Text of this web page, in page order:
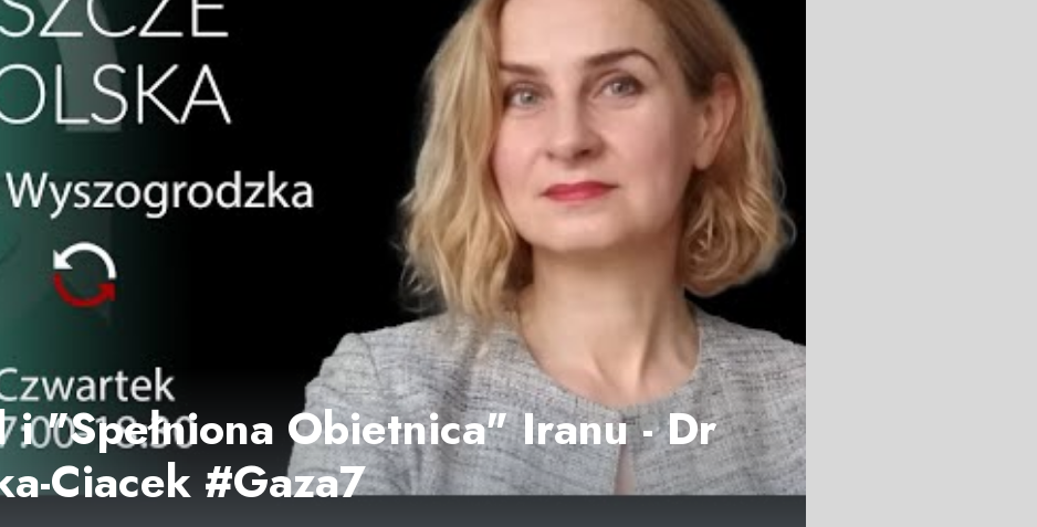
"Spełniona Obietnica" Iranu - Dr
Ciacek #Gaza7